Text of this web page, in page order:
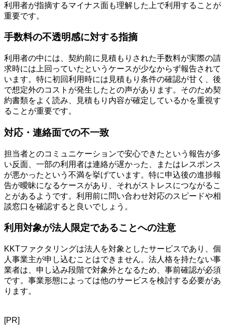
利用者が指摘するマイナス面も理解した上で利用することが
重要です。
手数料の不透明感に対する指摘
利用者の中には、契約前に見積もりされた手数料が実際の請
求時には上回っていたというケースが少なからず報告されて
います。特に初回利用時には見積もり条件の確認が甘く、後
で想定外のコストが発生したとの声があります。そのため契
約書類をよく読み、見積もり内容が確定しているかを重視す
ることが重要です。
対応・連絡面での不一致
担当者とのコミュニケーションで安心できたという報告が多
い反面、一部の利用者は連絡が遅かった、またはレスポンス
が悪かったという不満を挙げています。特に申込後の進捗報
告が曖昧になるケースがあり、それがストレスにつながるこ
とがあるようです。利用前に問い合わせ対応のスピードや相
談窓口を確認すると良いでしょう。
利用対象が法人限定であることへの注意
KKTファクタリングは法人を対象としたサービスであり、個
人事業主が申し込むことはできません。法人格を持たない事
業者は、申し込み段階で対象外となるため、事前確認が必須
です。事業形態によっては他のサービスを検討する必要があ
ります。
[PR]